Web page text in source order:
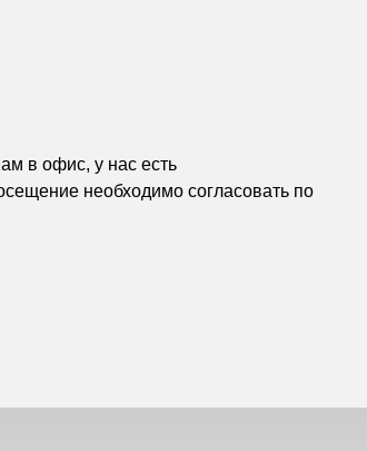
в офис, у нас есть
необходимо согласовать по